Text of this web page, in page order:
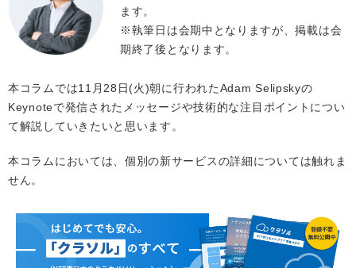
ます。
※執筆日は会期中となりますが、掲載は会
期終了後となります。
本コラムでは11月28日(火)朝に行われたAdam Selipskyの
Keynoteで発信されたメッセージや技術的な注目ポイントについ
て解説していきたいと思います。
本コラムにおいては、個別の新サービスの詳細については触れま
せん。